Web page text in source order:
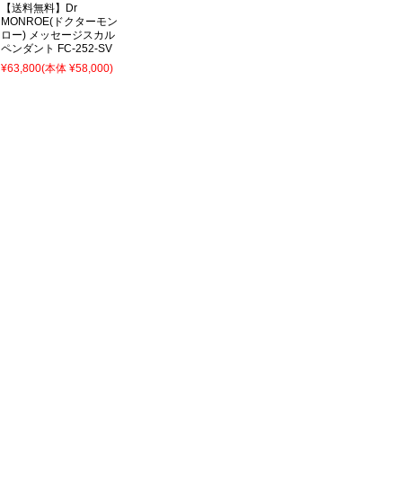
【送料無料】Dr
MONROE(ドクターモン
ロー) メッセージスカル
ペンダント FC-252-SV
¥63,800(本体 ¥58,000)